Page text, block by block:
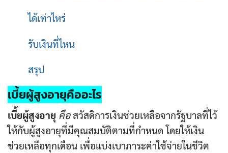
ได้เท่าไหร่
รับเงินที่ไหน
สรุป
เบี้ยผู้สูงอายุคืออะไร
เบี้ยผู้สูงอายุ คือสวัสดิการเงินช่วยเหลือจากรัฐบาลที่ไว้
ให้กับผู้สูงอายุที่มีคุณสมบัติตามที่กำหนด โดยให้เงิน
ช่วยเหลือทุกเดือน เพื่อแบ่งเบาภาระค่าใช้จ่ายในชีวิต